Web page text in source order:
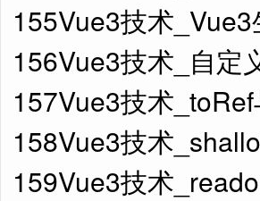
155Vue3技术
156Vue3技术_自定
157Vue3技术
158Vue3技术
159Vue3技术